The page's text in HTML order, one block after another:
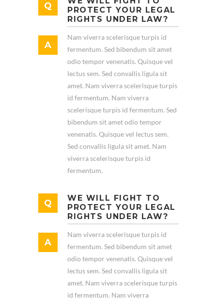
PROTECT YOUR LEGAL
RIGHTS UNDER LAW?
Nam viverra scelerisque turpis id
fermentum. Sed bibendum sit amet
odio tempor venenatis. Quisque vel
lectus sem. Sed convallis ligula sit
amet. Nam viverra scelerisque turpis
id fermentum. Nam viverra
scelerisque turpis id fermentum. Sed
bibendum sit amet odio tempor
venenatis. Quisque vel lectus sem.
Sed convallis ligula sit amet. Nam
viverra scelerisque turpis id
fermentum.
WE WILL FIGHT TO
PROTECT YOUR LEGAL
RIGHTS UNDER LAW?
Nam viverra scelerisque turpis id
fermentum. Sed bibendum sit amet
odio tempor venenatis. Quisque vel
lectus sem. Sed convallis ligula sit
amet. Nam viverra scelerisque turpis
id fermentum. Nam viverra